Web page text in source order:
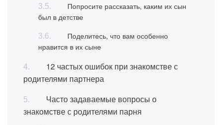
Попросите рассказать, каким их сын
был в детстве
Поделитесь, что вам особенно
нравится в их сыне
12 частых ошибок при знакомстве с
родителями партнера
Часто задаваемые вопросы о
знакомстве с родителями парня